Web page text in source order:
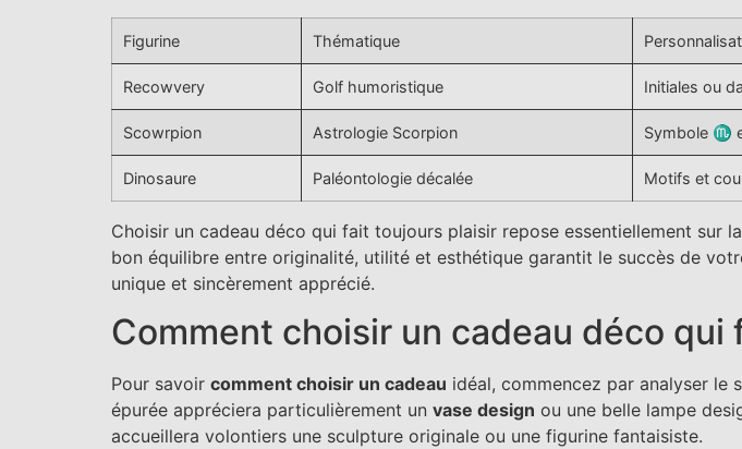
Figurine Thématique
Recowvery Golf humoristique Initiales ou
Scowrpion Astrologie Scorpion Symbole ♏︎
Dinosaure Paléontologie décalée Motifs et
Choisir un cadeau déco qui fait toujours plaisir repose essentiellement sur
bon équilibre entre originalité, utilité et esthétique garantit le succès de
unique et sincèrement apprécié.
Comment choisir un cadeau déco
Pour savoir comment choisir un cadeau idéal, commencez par analyser le
épurée appréciera particulièrement un vase design ou une belle lampe
accueillera volontiers une sculpture originale ou une figurine fantaisiste.